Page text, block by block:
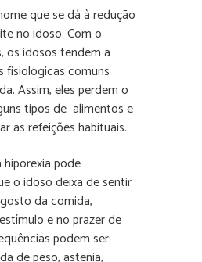
que se dá à redução
no idoso. Com o
os idosos tendem a
fisiológicas comuns
Assim, eles perdem o
tipos de alimentos e
as refeições habituais.
pode
o idoso deixa de sentir
da comida,
e no prazer de
podem ser:
de peso, astenia,